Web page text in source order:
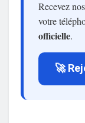
Recevez
votre
officielle.
🚀